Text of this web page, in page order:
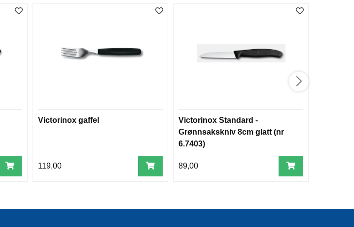
Victorinox gaffel
119,00
Victorinox Standard -
Grønnsakskniv 8cm glatt (nr
6.7403)
89,00